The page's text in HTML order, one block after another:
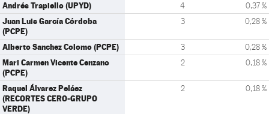
Andrés Trapiello (UPYD) 4 0,37 %
Juan Luis García Córdoba
(PCPE)
3 0,28 %
Alberto Sanchez Colomo (PCPE) 3 0,28 %
Mari Carmen Vicente Cenzano
(PCPE)
2 0,18 %
Raquel Álvarez Peláez
(RECORTES CERO-GRUPO
VERDE)
2 0,18 %